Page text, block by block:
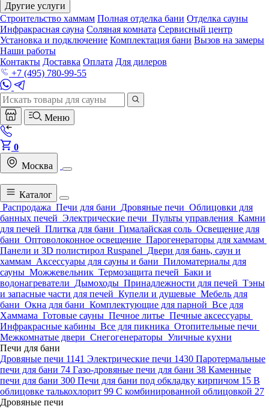
Другие услуги
Строительство хаммам Полная отделка бани Отделка сауны
Инфракрасная сауна Соляная комната Сервисный центр
Установка и подключение Комплектация бани Вызов на замеры
Наши работы
Контакты Доставка Оплата Для дилеров
+7 (495) 780-99-55
Меню
0
Москва
Каталог
Распродажа Печи для бани Дровяные печи Облицовки для
банных печей Электрические печи Пульты управления Камни
для печей Плитка для бани Гималайская соль Освещение для
бани Оптоволоконное освещение Парогенераторы для хаммам
Панели и 3D полистирол Ruspanel Двери для бань, саун и
хаммам Аксессуары для сауны и бани Пиломатериалы для
сауны Можжевельник Термозащита печей Баки и
водонагреватели Дымоходы Принадлежности для печей Тэны
и запасные части для печей Купели и душевые Мебель для
бани Окна для бани Комплектующие для парной Все для
Хаммама Готовые сауны Печное литье Печные аксессуары
Инфракрасные кабины Все для пикника Отопительные печи
Межкомнатые двери Снегогенераторы Уличные кухни
Печи для бани
Дровяные печи 1141 Электрические печи 1430 Паротермальные
печи для бани 74 Газо-дровяные печи для бани 38 Каменные
печи для бани 300 Печи для бани под обкладку кирпичом 15 В
облицовке талькохлорит 99 С комбинированной облицовкой 27
Дровяные печи